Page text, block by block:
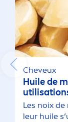
Cheveux
Huile de
Les noix
leur huile